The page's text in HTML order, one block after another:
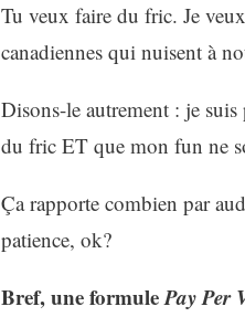
Tu veux faire du fric. Je
canadiennes qui nuisent à
Disons-le autrement : je
du fric ET que mon fun ne
Ça rapporte combien par
patience, ok?
Bref, une formulePay Per